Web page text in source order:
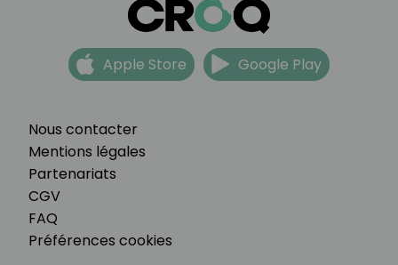
Nous contacter
Mentions légales
Partenariats
CGV
FAQ
Préférences cookies
Apple Store Google Play